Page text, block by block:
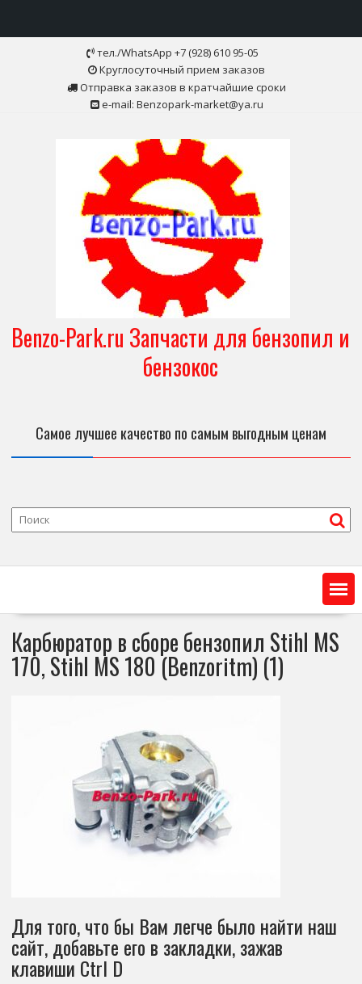
тел./WhatsApp +7 (928) 610 95-05
Круглосуточный прием заказов
Отправка заказов в кратчайшие сроки
e-mail: Benzopark-market@ya.ru
Benzo-Park.ru Запчасти для бензопил и
бензокос
Самое лучшее качество по самым выгодным ценам
Карбюратор в сборе бензопил Stihl MS
170, Stihl MS 180 (Benzoritm) (1)
Для того, что бы Вам легче было найти наш
сайт, добавьте его в закладки, зажав
клавиши Ctrl D